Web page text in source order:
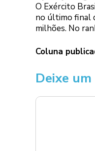
O Exército
no último final
milhões. No
Coluna
Deixe
Comentário